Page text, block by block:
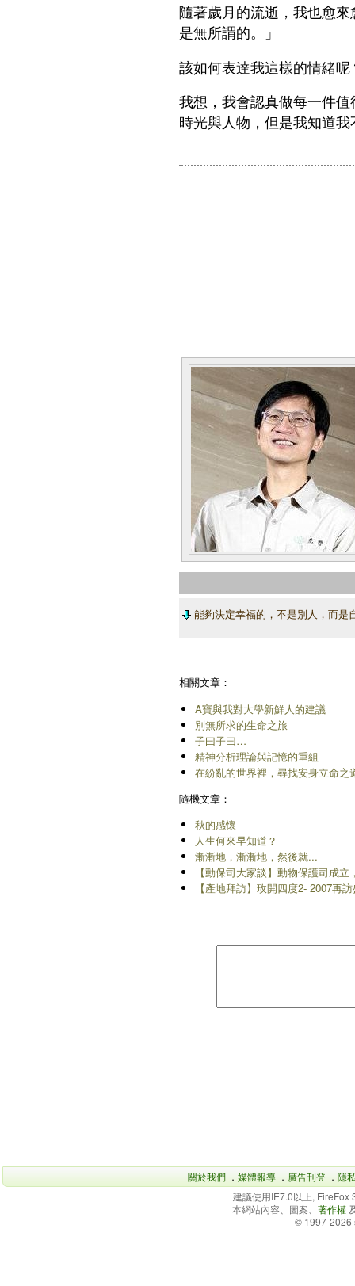
隨著歲月的流逝，我也愈
是無所謂的。」
該如何表達我這樣的情緒呢
我想，我會認真做每一件
時光與人物，但是我知道
能夠決定幸福的，不是別人，而是
相關文章：
A寶與我對大學新鮮人的建議
別無所求的生命之旅
子曰子曰…
精神分析理論與記憶的重組
在紛亂的世界裡，尋找安身立命
隨機文章：
秋的感懷
人生何來早知道？
漸漸地，漸漸地，然後就...
【動保司大家談】動物保護司成
【產地拜訪】玫開四度2- 2007再
關於我們 ． 媒體報導 ． 廣告刊登 ． 隱
建議使用IE7.0以上,
本網站內容、圖案、 著作權
© 1997-2026